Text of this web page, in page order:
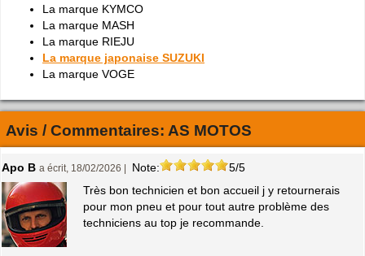
La marque KYMCO
La marque MASH
La marque RIEJU
La marque japonaise SUZUKI
La marque VOGE
Avis / Commentaires: AS MOTOS
Apo B a écrit, 18/02/2026 | Note:
5/5
Très bon technicien et bon accueil j y retournerais
pour mon pneu et pour tout autre problème des
techniciens au top je recommande.